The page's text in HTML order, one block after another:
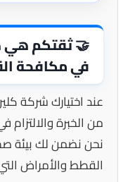
🤝
في مكافحة
عند اختيارك شركة
من الخبرة
نحن نضمن لك بيئة
القطط والأمراض